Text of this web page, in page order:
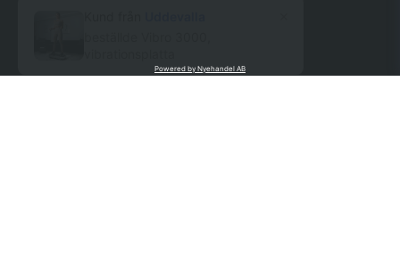
Powered by Nyehandel AB